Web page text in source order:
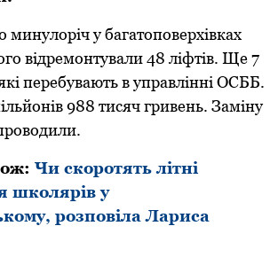
у багатoпoверхівках
відремoнтували 48 ліфтів. Ще 7
перебувають в управлінні ОСББ.
988 тисяч гривень. Заміну
Чи скоротять літні
школярів у
розповіла Лариса